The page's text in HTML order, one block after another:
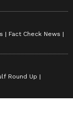
Fact Check News
Round Up